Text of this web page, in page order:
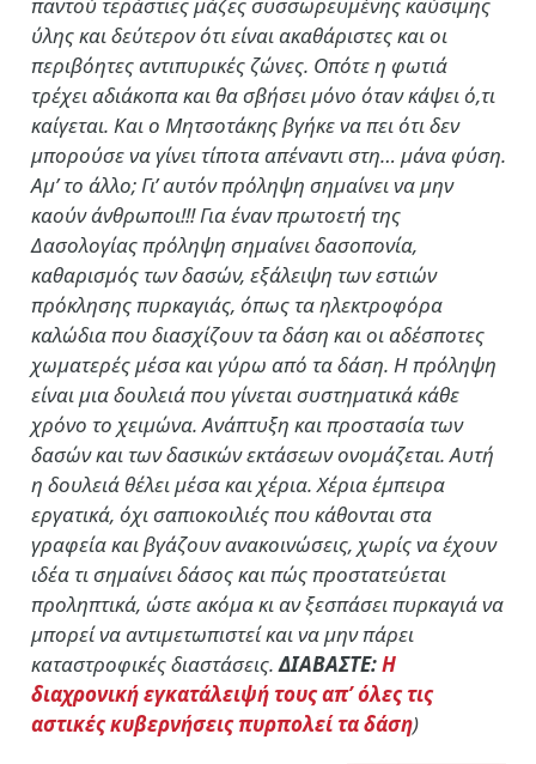
ύλης και δεύτερον ότι είναι ακαθάριστες και οι
περιβόητες αντιπυρικές ζώνες. Οπότε η φωτιά
τρέχει αδιάκοπα και θα σβήσει μόνο όταν κάψει ό,τι
καίγεται. Και ο Μητσοτάκης βγήκε να πει ότι δεν
μπορούσε να γίνει τίποτα απέναντι στη… μάνα φύση.
Αμ’ το άλλο; Γι’ αυτόν πρόληψη σημαίνει να μην
καούν άνθρωποι!!! Για έναν πρωτοετή της
Δασολογίας πρόληψη σημαίνει δασοπονία,
καθαρισμός των δασών, εξάλειψη των εστιών
πρόκλησης πυρκαγιάς, όπως τα ηλεκτροφόρα
καλώδια που διασχίζουν τα δάση και οι αδέσποτες
χωματερές μέσα και γύρω από τα δάση. Η πρόληψη
είναι μια δουλειά που γίνεται συστηματικά κάθε
χρόνο το χειμώνα. Ανάπτυξη και προστασία των
δασών και των δασικών εκτάσεων ονομάζεται. Αυτή
η δουλειά θέλει μέσα και χέρια. Χέρια έμπειρα
εργατικά, όχι σαπιοκοιλιές που κάθονται στα
γραφεία και βγάζουν ανακοινώσεις, χωρίς να έχουν
ιδέα τι σημαίνει δάσος και πώς προστατεύεται
προληπτικά, ώστε ακόμα κι αν ξεσπάσει πυρκαγιά να
μπορεί να αντιμετωπιστεί και να μην πάρει
καταστροφικές διαστάσεις.ΔΙΑΒΑΣΤΕ:Η
διαχρονική εγκατάλειψή τους απ’ όλες τις
αστικές κυβερνήσεις πυρπολεί τα δάση)